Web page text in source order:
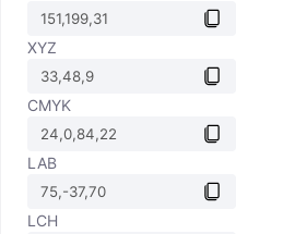
XYZ
CMYK
LAB
LCH